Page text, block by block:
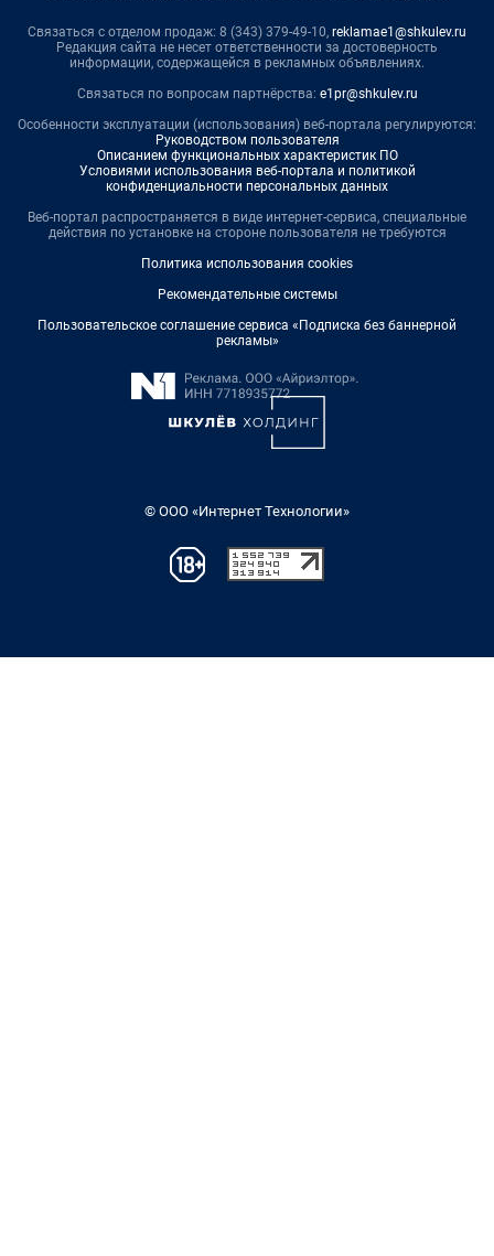
Связаться с отделом продаж: 8 (343) 379-49-10, reklamae1@shkulev.ru
Редакция сайта не несет ответственности за достоверность
информации, содержащейся в рекламных объявлениях.
Связаться по вопросам партнёрства: e1pr@shkulev.ru
Особенности эксплуатации (использования) веб-портала регулируются:
Руководством пользователя
Описанием функциональных характеристик ПО
Условиями использования веб-портала и политикой
конфиденциальности персональных данных
Веб-портал распространяется в виде интернет-сервиса, специальные
действия по установке на стороне пользователя не требуются
Политика использования cookies
Рекомендательные системы
Пользовательское соглашение сервиса «Подписка без баннерной
рекламы»
© ООО «Интернет Технологии»